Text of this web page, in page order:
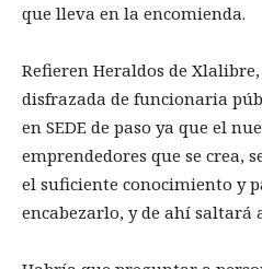
que lleva en la encomienda.
Refieren Heraldos de
disfrazada de funcionaria
en SEDE de paso ya que el
emprendedores que se crea,
el suficiente conocimiento y
encabezarlo, y de ahí saltará